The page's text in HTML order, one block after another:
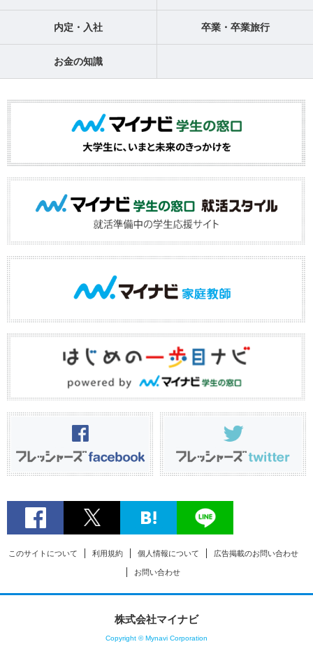
内定・入社 卒業・卒業旅行
お金の知識
このサイトについて 利用規約 個人情報について 広告掲載のお問い合わせ
お問い合わせ
株式会社マイナビ
Copyright © Mynavi Corporation